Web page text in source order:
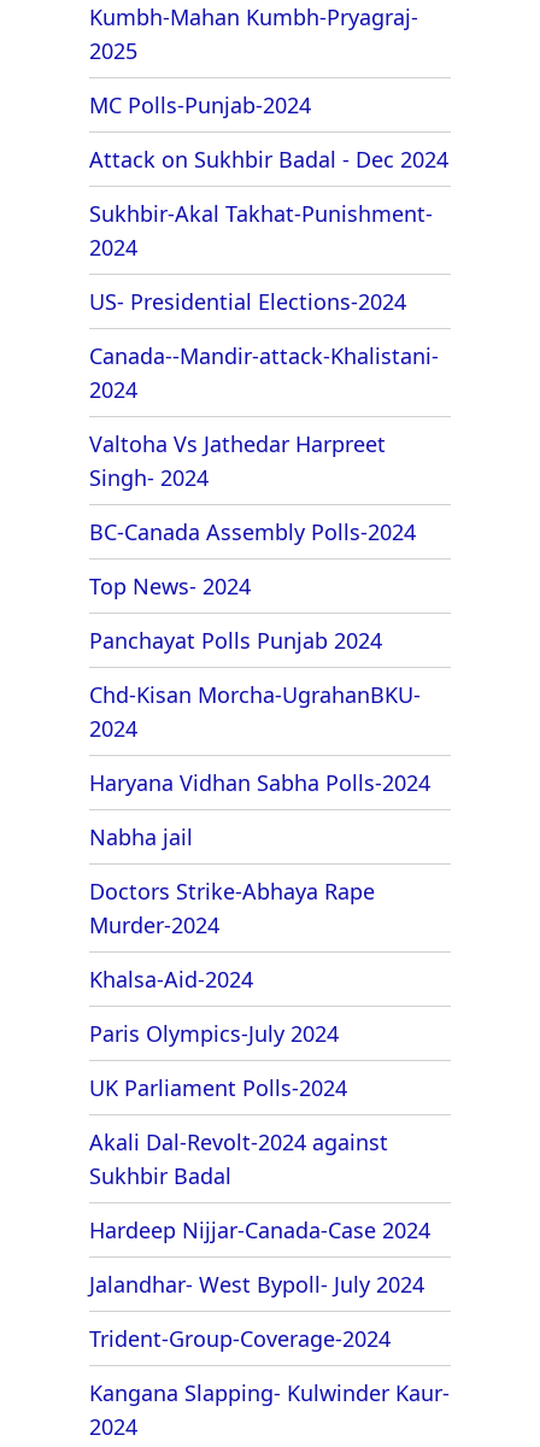
Kumbh-Mahan Kumbh-Pryagraj-
2025
MC Polls-Punjab-2024
Attack on Sukhbir Badal - Dec 2024
Sukhbir-Akal Takhat-Punishment-
2024
US- Presidential Elections-2024
Canada--Mandir-attack-Khalistani-
2024
Valtoha Vs Jathedar Harpreet
Singh- 2024
BC-Canada Assembly Polls-2024
Top News- 2024
Panchayat Polls Punjab 2024
Chd-Kisan Morcha-UgrahanBKU-
2024
Haryana Vidhan Sabha Polls-2024
Nabha jail
Doctors Strike-Abhaya Rape
Murder-2024
Khalsa-Aid-2024
Paris Olympics-July 2024
UK Parliament Polls-2024
Akali Dal-Revolt-2024 against
Sukhbir Badal
Hardeep Nijjar-Canada-Case 2024
Jalandhar- West Bypoll- July 2024
Trident-Group-Coverage-2024
Kangana Slapping- Kulwinder Kaur-
2024